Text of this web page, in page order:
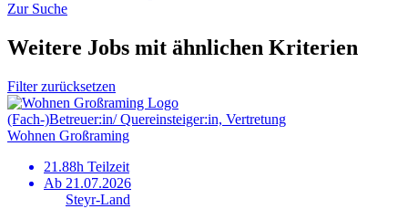
Zur Suche
Weitere Jobs mit ähnlichen Kriterien
Filter zurücksetzen
(Fach-)Betreuer:in/ Quereinsteiger:in, Vertretung
Wohnen Großraming
21.88h Teilzeit
Ab 21.07.2026
Steyr-Land